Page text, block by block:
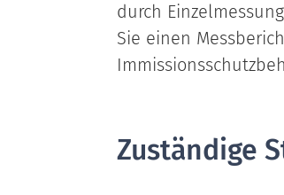
durch
Sie einen
Zuständige